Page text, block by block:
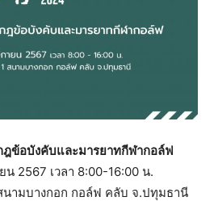
ข้อบังคับและมารยาทกีฬากอล์ฟ
น 2567 เวลา 8:00-16:00 น.
นามบางกอก กอล์ฟ คลับ จ.ปทุมธานี